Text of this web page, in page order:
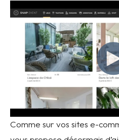
Comme sur vos sites e-